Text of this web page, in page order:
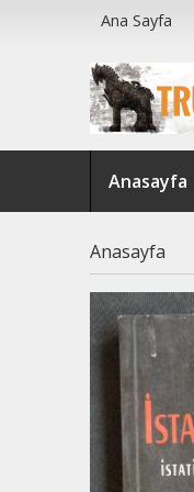
Ana Sayfa
Anasayfa
Anasayfa